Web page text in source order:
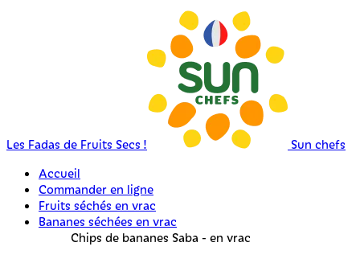
Les Fadas de Fruits Secs !
Sun chefs
Accueil
Commander en ligne
Fruits séchés en vrac
Bananes séchées en vrac
Chips de bananes Saba - en vrac